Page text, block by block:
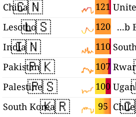
United Arab Emirates
Chile
🇨🇳 121
China
🇱🇸 120
Lesotho
🇮🇳 110
India
🇵🇰 107
Pakistan
🇵🇸 100
Palestine
🇰🇷 95
South Korea